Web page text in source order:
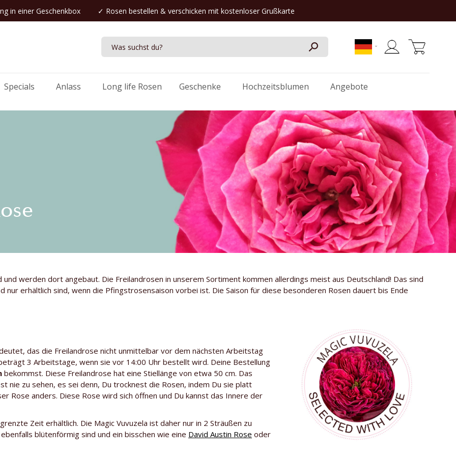
in einer Geschenkbox ✓ Rosen bestellen & verschicken mit kostenloser Grußkarte
Specials Anlass Long life Rosen Geschenke Hochzeitsblumen Angebote
werden dort angebaut. Die Freilandrosen in unserem Sortiment kommen allerdings meist aus Deutschland! Das sind
nur erhältlich sind, wenn die Pfingstrosensaison vorbei ist. Die Saison für diese besonderen Rosen dauert bis Ende
das die Freilandrose nicht unmittelbar vor dem nächsten Arbeitstag
3 Arbeitstage, wenn sie vor 14:00 Uhr bestellt wird. Deine Bestellung
bekommst. Diese Freilandrose hat eine Stiellänge von etwa 50 cm. Das
nie zu sehen, es sei denn, Du trocknest die Rosen, indem Du sie platt
Rose anders. Diese Rose wird sich öffnen und Du kannst das Innere der
Zeit erhältlich. Die Magic Vuvuzela ist daher nur in 2 Sträußen zu
blütenförmig sind und ein bisschen wie eine David Austin Rose oder